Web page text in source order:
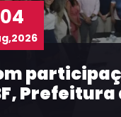
03
Taíse